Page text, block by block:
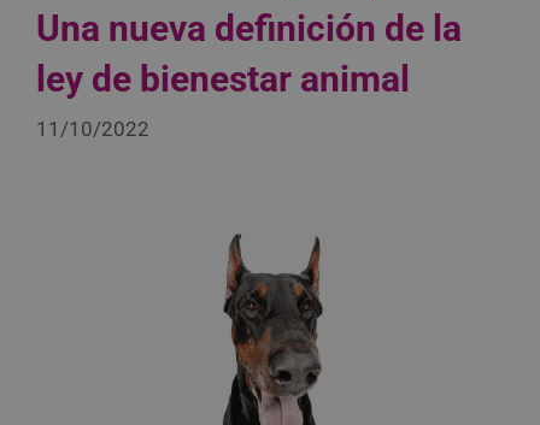
Una nueva definición de la
ley de bienestar animal
11/10/2022